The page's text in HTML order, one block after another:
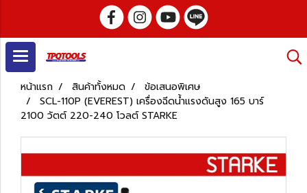
หน้าแรก สินค้าทั้งหมด
ข้อเสนอพิเศษ
SCL-110P (EVEREST) เครื่องฉีดน้ำแรงดันสูง 165 บาร์
2100 วัตต์ 220-240 โวลต์ STARKE